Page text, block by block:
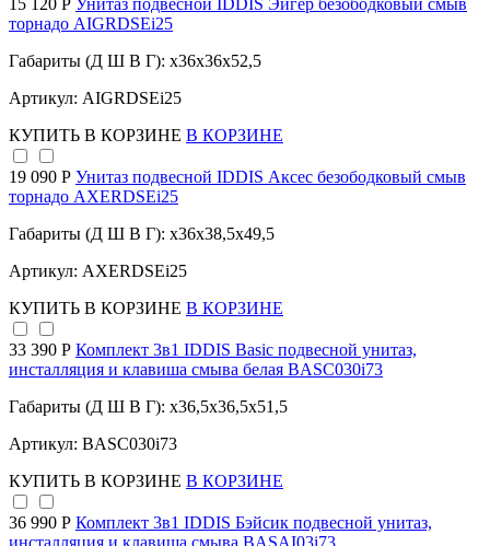
15 120 Р Унитаз подвесной IDDIS Эйгер безободковый смыв
торнадо AIGRDSEi25
Габариты (Д Ш В Г): x36x36x52,5
Артикул: AIGRDSEi25
КУПИТЬ В КОРЗИНЕ В КОРЗИНЕ
19 090 Р Унитаз подвесной IDDIS Аксес безободковый смыв
торнадо AXERDSEi25
Габариты (Д Ш В Г): x36x38,5x49,5
Артикул: AXERDSEi25
КУПИТЬ В КОРЗИНЕ В КОРЗИНЕ
33 390 Р Комплект 3в1 IDDIS Basic подвесной унитаз,
инсталляция и клавиша смыва белая BASC030i73
Габариты (Д Ш В Г): x36,5x36,5x51,5
Артикул: BASC030i73
КУПИТЬ В КОРЗИНЕ В КОРЗИНЕ
36 990 Р Комплект 3в1 IDDIS Бэйсик подвесной унитаз,